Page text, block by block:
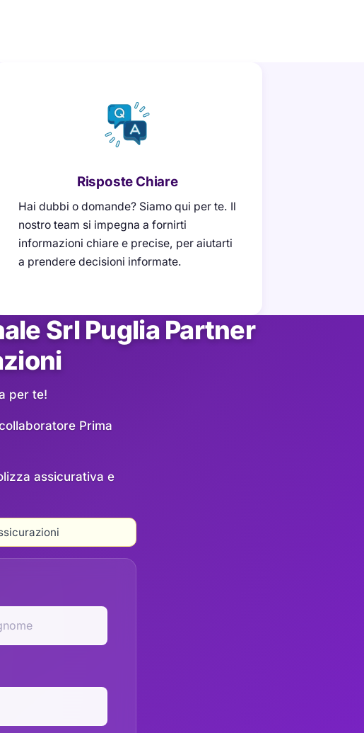
Risposte Chiare
Hai dubbi o domande? Siamo qui per te. Il
nostro team si impegna a fornirti
informazioni chiare e precise, per aiutarti
a prendere decisioni informate.
Srl Puglia Partner
per te!
Prima
assicurativa e